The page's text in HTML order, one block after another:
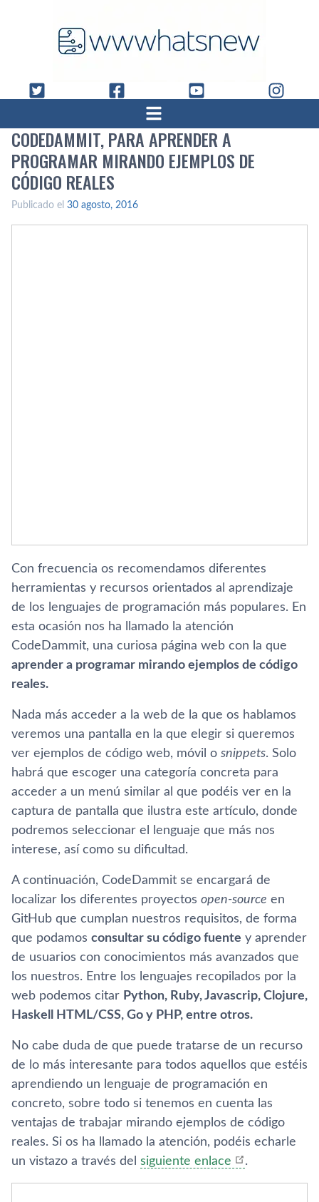
CODEDAMMIT, PARA APRENDER A
PROGRAMAR MIRANDO EJEMPLOS DE
CÓDIGO REALES
Publicado el 30 agosto, 2016
Con frecuencia os recomendamos diferentes
herramientas y recursos orientados al aprendizaje
de los lenguajes de programación más populares. En
esta ocasión nos ha llamado la atención
CodeDammit, una curiosa página web con la que
aprender a programar mirando ejemplos de código
reales.
Nada más acceder a la web de la que os hablamos
veremos una pantalla en la que elegir si queremos
ver ejemplos de código web, móvil o snippets. Solo
habrá que escoger una categorí­a concreta para
acceder a un menú similar al que podéis ver en la
captura de pantalla que ilustra este artí­culo, donde
podremos seleccionar el lenguaje que más nos
interese, así­ como su dificultad.
A continuación, CodeDammit se encargará de
localizar los diferentes proyectos open-source en
GitHub que cumplan nuestros requisitos, de forma
que podamos consultar su código fuente y aprender
de usuarios con conocimientos más avanzados que
los nuestros. Entre los lenguajes recopilados por la
web podemos citar Python, Ruby, Javascrip, Clojure,
Haskell HTML/CSS, Go y PHP, entre otros.
No cabe duda de que puede tratarse de un recurso
de lo más interesante para todos aquellos que estéis
aprendiendo un lenguaje de programación en
concreto, sobre todo si tenemos en cuenta las
ventajas de trabajar mirando ejemplos de código
reales. Si os ha llamado la atención, podéis echarle
un vistazo a través del siguiente enlace .